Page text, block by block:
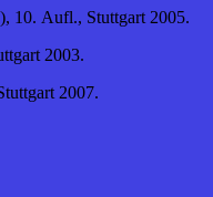
10. Aufl., Stuttgart 2005.
2003.
2007.